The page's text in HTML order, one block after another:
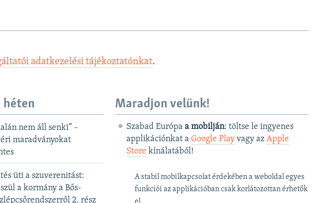
adatkezelési tájékoztatónkat.
héten
nem áll senki” –
maradványokat
üti a szuverenitást:
a kormány a Bős-
2. rész
Maradjon velünk!
Szabad Európa a mobilján: töltse le ingyenes
applikációnkat a Google Playvagy az Apple
Store kínálatából!
A stabil mobilkapcsolat érdekében a weboldal egyes
funkciói az applikációban csak korlátozottan érhetők